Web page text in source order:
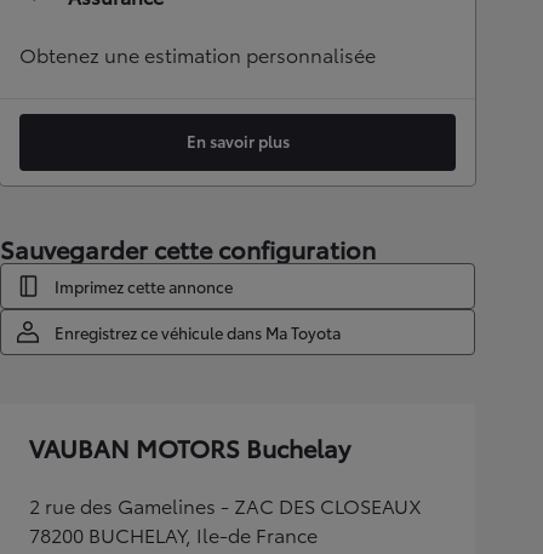
Obtenez une estimation personnalisée
En savoir plus
Sauvegarder cette configuration
Imprimez cette annonce
Enregistrez ce véhicule dans Ma Toyota
VAUBAN MOTORS Buchelay
2 rue des Gamelines - ZAC DES CLOSEAUX
78200 BUCHELAY, Ile-de France